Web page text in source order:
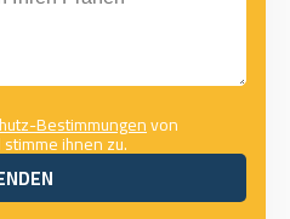
Bestimmungenvon
ihnen zu.